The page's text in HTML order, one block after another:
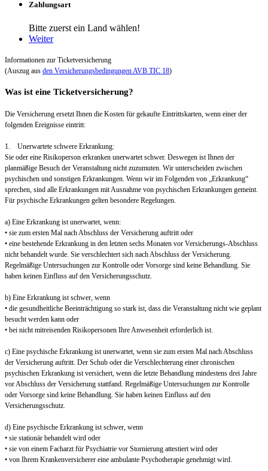
Zahlungsart
Bitte zuerst ein Land wählen!
Weiter
Informationen zur Ticketversicherung
(Auszug aus den Versicherungsbedingungen AVB TIC 18)
Was ist eine Ticketversicherung?
Die Versicherung ersetzt Ihnen die Kosten für gekaufte Eintrittskarten, wenn einer der
folgenden Ereignisse eintritt:
1. Unerwartete schwere Erkrankung:
Sie oder eine Risikoperson erkranken unerwartet schwer. Deswegen ist Ihnen der
planmäßige Besuch der Veranstaltung nicht zuzumuten. Wir unterscheiden zwischen
psychischen und sonstigen Erkrankungen. Wenn wir im Folgenden von „Erkrankung“
sprechen, sind alle Erkrankungen mit Ausnahme von psychischen Erkrankungen gemeint.
Für psychische Erkrankungen gelten besondere Regelungen.
a) Eine Erkrankung ist unerwartet, wenn:
• sie zum ersten Mal nach Abschluss der Versicherung auftritt oder
• eine bestehende Erkrankung in den letzten sechs Monaten vor Versicherungs-Abschluss
nicht behandelt wurde. Sie verschlechtert sich nach Abschluss der Versicherung.
Regelmäßige Untersuchungen zur Kontrolle oder Vorsorge sind keine Behandlung. Sie
haben keinen Einfluss auf den Versicherungsschutz.
b) Eine Erkrankung ist schwer, wenn
• die gesundheitliche Beeinträchtigung so stark ist, dass die Veranstaltung nicht wie geplant
besucht werden kann oder
• bei nicht mitreisenden Risikopersonen Ihre Anwesenheit erforderlich ist.
c) Eine psychische Erkrankung ist unerwartet, wenn sie zum ersten Mal nach Abschluss
der Versicherung auftritt. Der Schub oder die Verschlechterung einer chronischen
psychischen Erkrankung ist versichert, wenn die letzte Behandlung mindestens drei Jahre
vor Abschluss der Versicherung stattfand. Regelmäßige Untersuchungen zur Kontrolle
oder Vorsorge sind keine Behandlung. Sie haben keinen Einfluss auf den
Versicherungsschutz.
d) Eine psychische Erkrankung ist schwer, wenn
• sie stationär behandelt wird oder
• sie von einem Facharzt für Psychiatrie vor Stornierung attestiert wird oder
• von Ihrem Krankenversicherer eine ambulante Psychotherapie genehmigt wird.